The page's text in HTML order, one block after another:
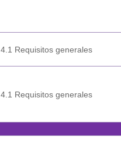
4.1 Requisitos generales
4.1 Requisitos generales